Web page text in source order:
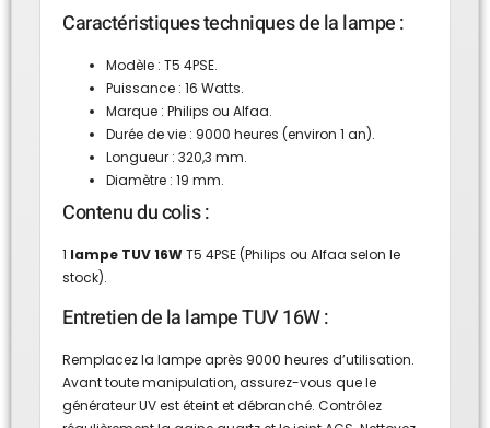
Caractéristiques techniques de la lampe :
Modèle : T5 4PSE.
Puissance : 16 Watts.
Marque : Philips ou Alfaa.
Durée de vie : 9000 heures (environ 1 an).
Longueur : 320,3 mm.
Diamètre : 19 mm.
Contenu du colis :
1 lampe TUV 16WT5 4PSE (Philips ou Alfaa selon le
stock).
Entretien de la lampe TUV 16W :
Remplacez la lampe après 9000 heures d’utilisation.
Avant toute manipulation, assurez-vous que le
générateur UV est éteint et débranché. Contrôlez